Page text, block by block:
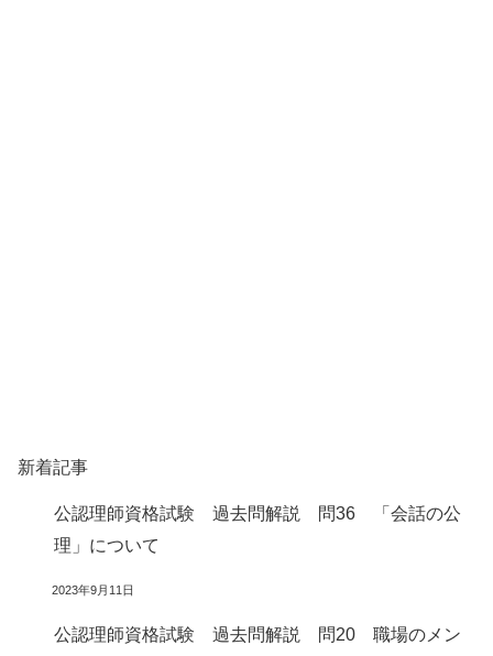
新着記事
公認理師資格試験 過去問解説 問36 「会話の公
理」について
2023年9月11日
公認理師資格試験 過去問解説 問20 職場のメン